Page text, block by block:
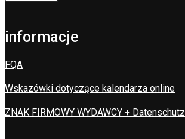
informacje
FQA
Wskazówki dotyczące kalendarza online
ZNAK FIRMOWY WYDAWCY + Datenschutz